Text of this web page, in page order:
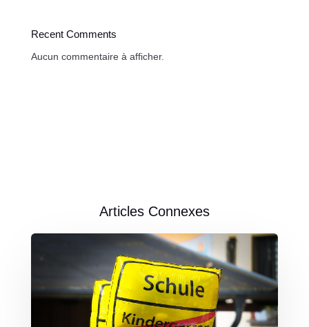
Recent Comments
Aucun commentaire à afficher.
Articles Connexes